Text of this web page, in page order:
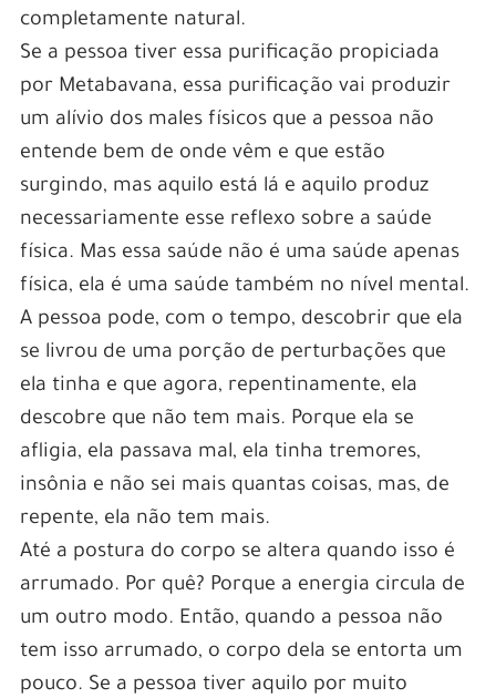
completamente natural.
Se a pessoa tiver essa purificação propiciada
por Metabavana, essa purificação vai produzir
um alívio dos males físicos que a pessoa não
entende bem de onde vêm e que estão
surgindo, mas aquilo está lá e aquilo produz
necessariamente esse reflexo sobre a saúde
física. Mas essa saúde não é uma saúde apenas
física, ela é uma saúde também no nível mental.
A pessoa pode, com o tempo, descobrir que ela
se livrou de uma porção de perturbações que
ela tinha e que agora, repentinamente, ela
descobre que não tem mais. Porque ela se
afligia, ela passava mal, ela tinha tremores,
insônia e não sei mais quantas coisas, mas, de
repente, ela não tem mais.
Até a postura do corpo se altera quando isso é
arrumado. Por quê? Porque a energia circula de
um outro modo. Então, quando a pessoa não
tem isso arrumado, o corpo dela se entorta um
pouco. Se a pessoa tiver aquilo por muito